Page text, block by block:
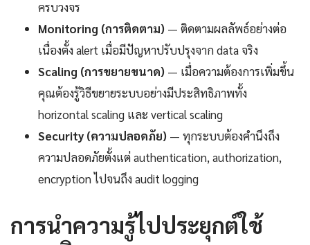
ครบวงจร
Monitoring (การติดตาม) — ติดตามผลลัพธ์อย่างต่อ
เนื่องตั้ง alert เมื่อมีปัญหาปรับปรุงจาก data จริง
Scaling (การขยายขนาด) — เมื่อความต้องการเพิ่มขึ้น
คุณต้องรู้วิธีขยายระบบอย่างมีประสิทธิภาพทั้ง
horizontal scaling และ vertical scaling
Security (ความปลอดภัย) — ทุกระบบต้องคำนึงถึง
ความปลอดภัยตั้งแต่ authentication, authorization,
encryption ไปจนถึง audit logging
การนำความรู้ไปประยุกต์ใช้